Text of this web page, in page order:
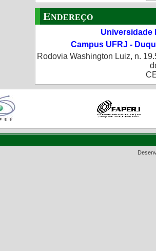
Endereço
Universidade
Campus UFRJ -
Rodovia Washington Luiz, n.